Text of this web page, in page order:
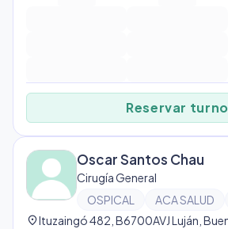
Reservar turno
Oscar Santos Chau
Cirugía General
OSPICAL
ACA SALUD
location_on